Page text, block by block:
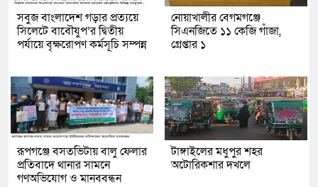
সবুজ বাংলাদেশ গড়ার প্রত্যয়ে
সিলেটে বাবৌযুপ’র দ্বিতীয়
পর্যায়ে বৃক্ষরোপণ কর্মসূচি সম্পন্ন
নোয়াখালীর বেগমগঞ্জে
সিএনজিতে ১১ কেজি গাঁজা,
গ্রেপ্তার ১
রূপগঞ্জে বসতভিটায় বালু ফেলার
প্রতিবাদে থানার সামনে
গণঅভিযোগ ও মানববন্ধন
টাঙ্গাইলের মধুপুর শহর
অটোরিকশার দখলে